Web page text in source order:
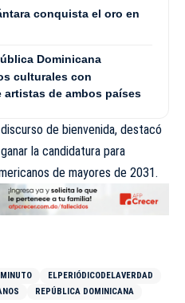
conquista el oro en
Dominicana
culturales con
de ambos países
de bienvenida, destacó
la candidatura para
de mayores de 2031.
ELPERIÓDICODELAVERDAD
REPÚBLICA DOMINICANA